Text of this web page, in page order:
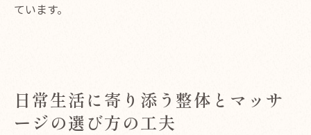
ています。
日常生活に寄り添う整体とマッサ
ージの選び方の工夫